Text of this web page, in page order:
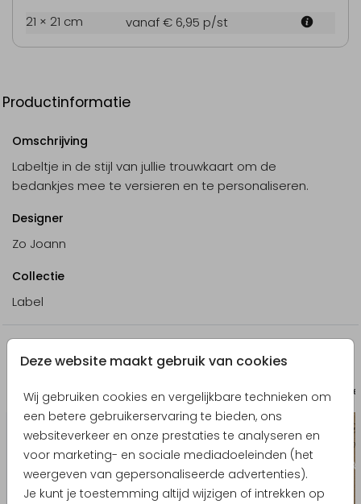
Deze website maakt gebruik van cookies
Wij gebruiken cookies en vergelijkbare technieken om
een betere gebruikerservaring te bieden, ons
websiteverkeer en onze prestaties te analyseren en
voor marketing- en sociale mediadoeleinden (het
weergeven van gepersonaliseerde advertenties).
Je kunt je toestemming altijd wijzigen of intrekken op
21 × 21 cm vanaf € 6,95 p/st
Productinformatie
Omschrijving
Labeltje in de stijl van jullie trouwkaart om de
bedankjes mee te versieren en te personaliseren.
Designer
Zo Joann
Collectie
Label
Nog meer in deze stijl
Bruiloftsbord